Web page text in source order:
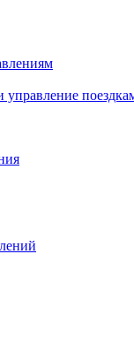
управление